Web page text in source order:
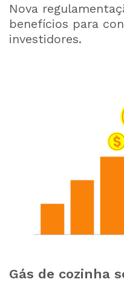
Nova
benefícios para
investidores.
Gás de cozinha